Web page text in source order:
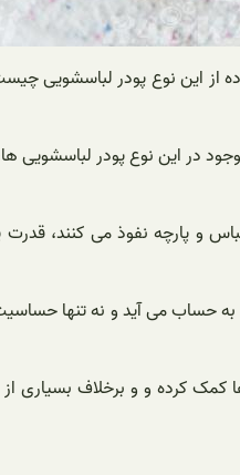
می کند و مزایای استفاده از این
در این نوع پودر لباسشویی
لباس و پارچه نفوذ می
لباسشویی خوشبو به حساب می آید
کرده و و برخلاف بسیاری